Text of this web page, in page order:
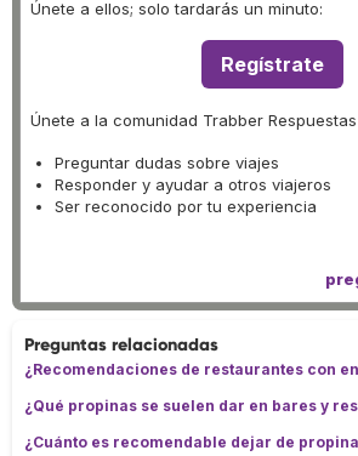
Únete a ellos; solo tardarás un minuto:
Regístrate
Únete a la comunidad Trabber
Preguntar dudas sobre viajes
Responder y ayudar a otros viajeros
Ser reconocido por tu experiencia
Preguntas relacionadas
¿Recomendaciones de restaurantes con
¿Qué propinas se suelen dar en bares y
¿Cuánto es recomendable dejar de